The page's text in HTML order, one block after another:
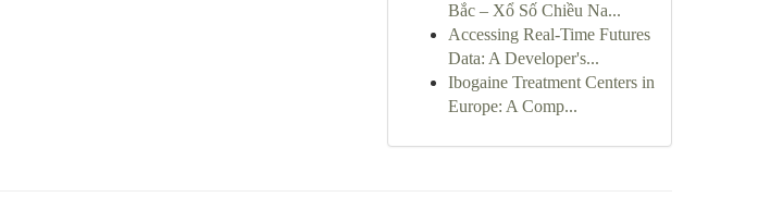
Bắc – Xổ Số Chiều Na...
Accessing Real-Time Futures
Data: A Developer's...
Ibogaine Treatment Centers in
Europe: A Comp...